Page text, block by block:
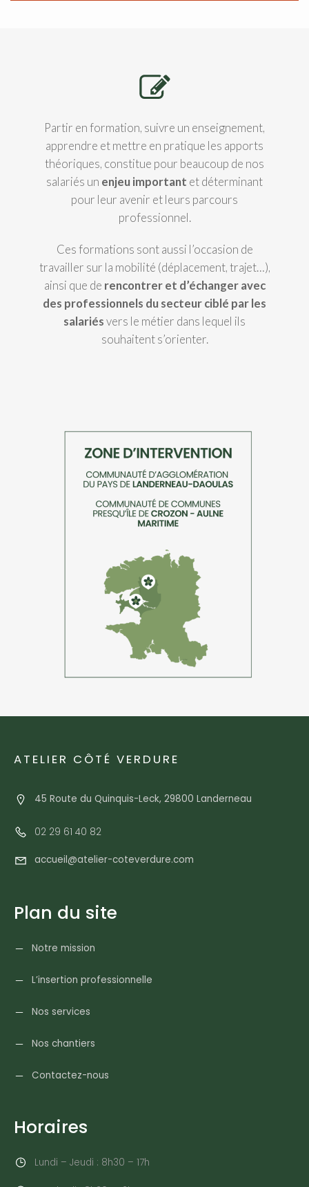
Partir en formation, suivre un enseignement,
apprendre et mettre en pratique les apports
théoriques, constitue pour beaucoup de nos
salariés un enjeu important et déterminant
pour leur avenir et leurs parcours
professionnel.
Ces formations sont aussi l’occasion de
travailler sur la mobilité (déplacement, trajet…),
ainsi que de rencontrer et d’échanger avec
des professionnels du secteur ciblé par les
salariésvers le métier dans lequel ils
souhaitent s’orienter.
ATELIER CÔTÉ VERDURE
45 Route du Quinquis-Leck, 29800 Landerneau
02 29 61 40 82
accueil@atelier-coteverdure.com
Plan du site
Notre mission
L’insertion professionnelle
Nos services
Nos chantiers
Contactez-nous
Horaires
Lundi – Jeudi : 8h30 – 17h